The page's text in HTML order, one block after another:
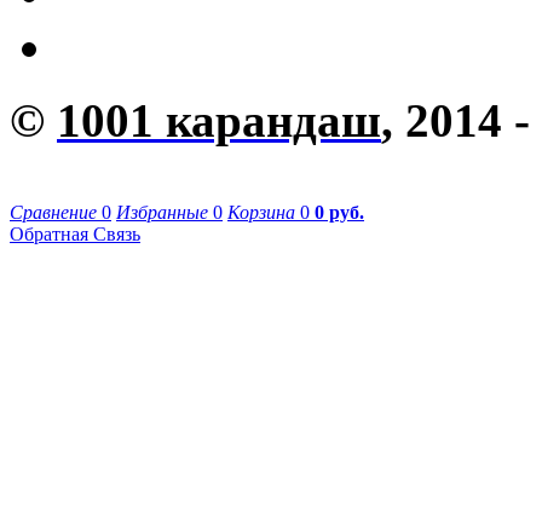
© 1001 карандаш, 2014 -
Сравнение 0 Избранные 0 Корзина 0 0 руб.
Обратная Связь